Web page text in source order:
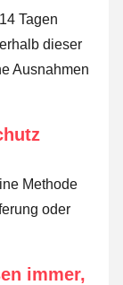
Tagen
dieser
Ausnahmen
Methode
oder
immer,